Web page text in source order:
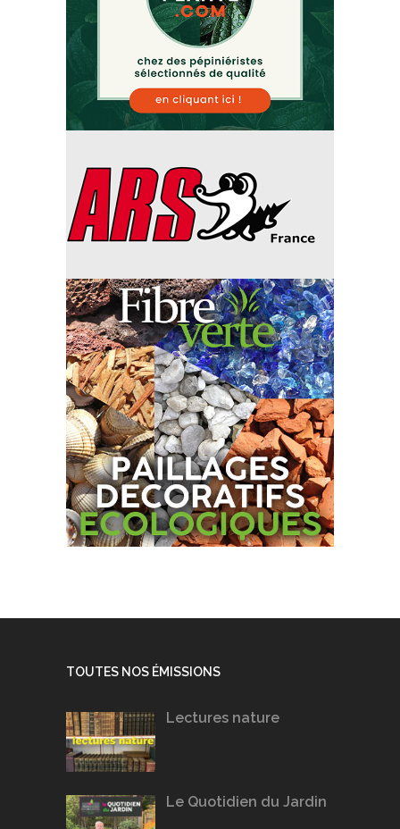
TOUTES NOS ÉMISSIONS
Lectures nature
Le Quotidien du Jardin